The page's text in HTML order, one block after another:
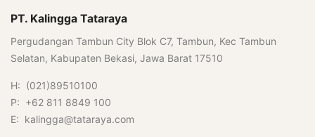
PT. Kalingga Tataraya
Pergudangan Tambun City Blok C7, Tambun, Kec Tambun
Selatan, Kabupaten Bekasi, Jawa Barat 17510
H: (021)89510100
P: +62 811 8849 100
E: kalingga@tataraya.com